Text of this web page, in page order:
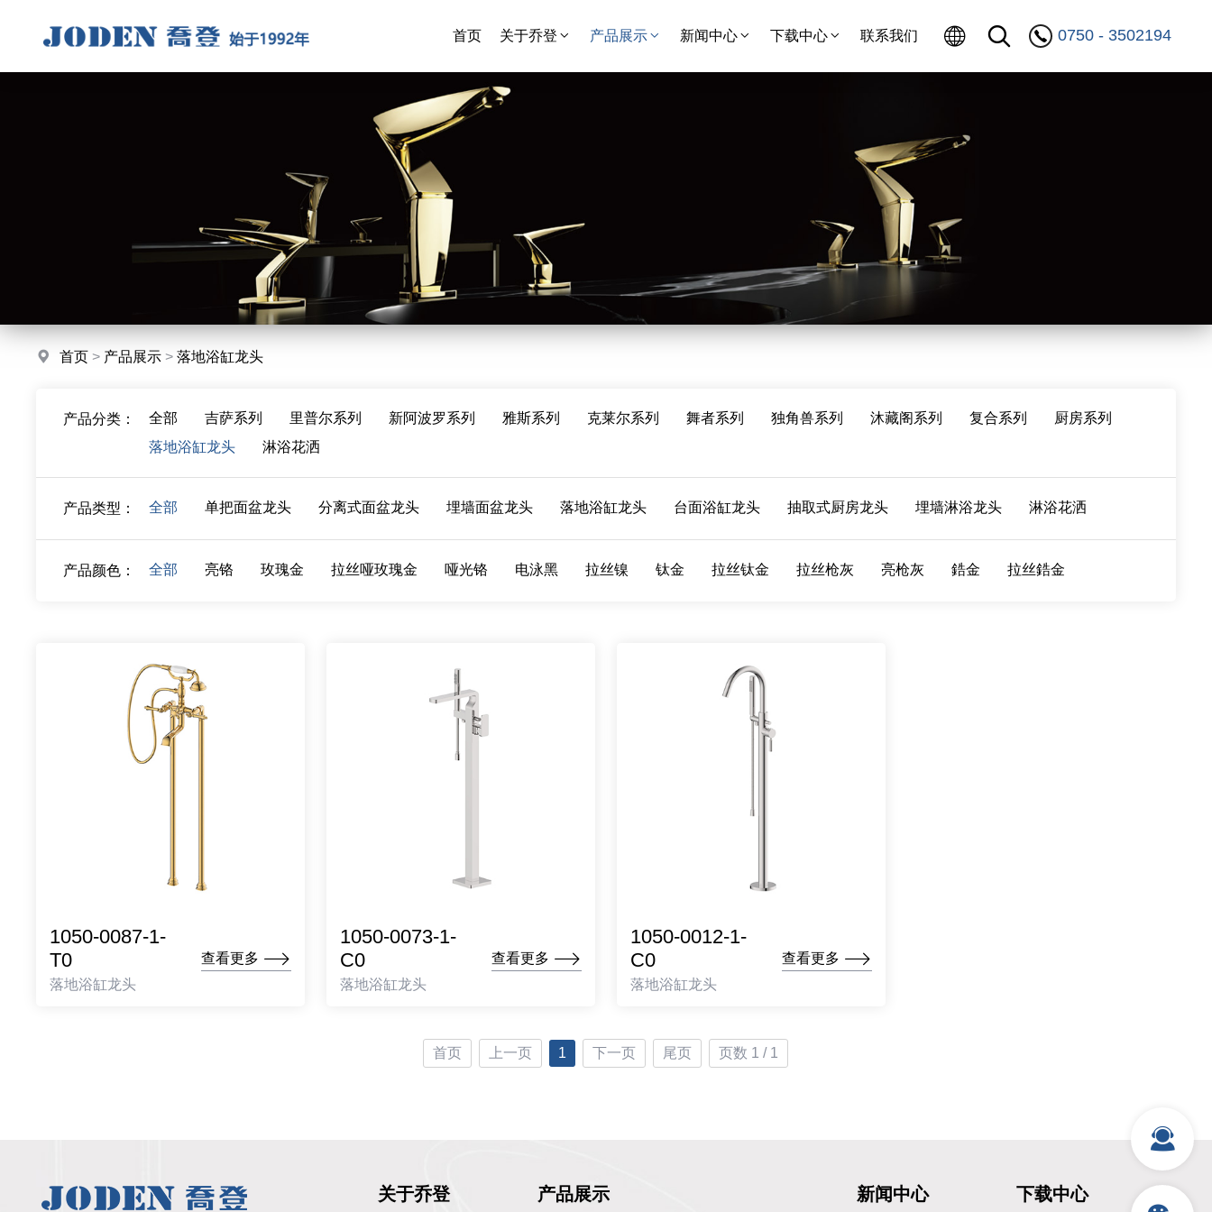
首页 关于乔登 产品展示 新闻中心 下载中心 联系我们 0750 - 3502194
首页 > 产品展示 >落地浴缸龙头
产品分类： 全部 吉萨系列 里普尔系列 新阿波罗系列 雅斯系列 克莱尔系列 舞者系列 独角兽系列 沐藏阁系列 复合系列
厨房系列
落地浴缸龙头
淋浴花洒
产品类型： 全部 单把面盆龙头 分离式面盆龙头 埋墙面盆龙头 落地浴缸龙头 台面浴缸龙头 抽取式厨房龙头 埋墙淋浴龙头 淋浴花洒
产品颜色： 全部 亮铬 玫瑰金 拉丝哑玫瑰金 哑光铬 电泳黑 拉丝镍 钛金 拉丝钛金 拉丝枪灰 亮枪灰 鋯金 拉丝鋯金
1050-0087-1-
T0
落地浴缸龙头
查看更多
1050-0073-1-
C0
落地浴缸龙头
查看更多
1050-0012-1-
C0
落地浴缸龙头
查看更多
首页 上一页 1 下一页 尾页 页数 1 / 1
关于乔登 产品展示 新闻中心 下载中心